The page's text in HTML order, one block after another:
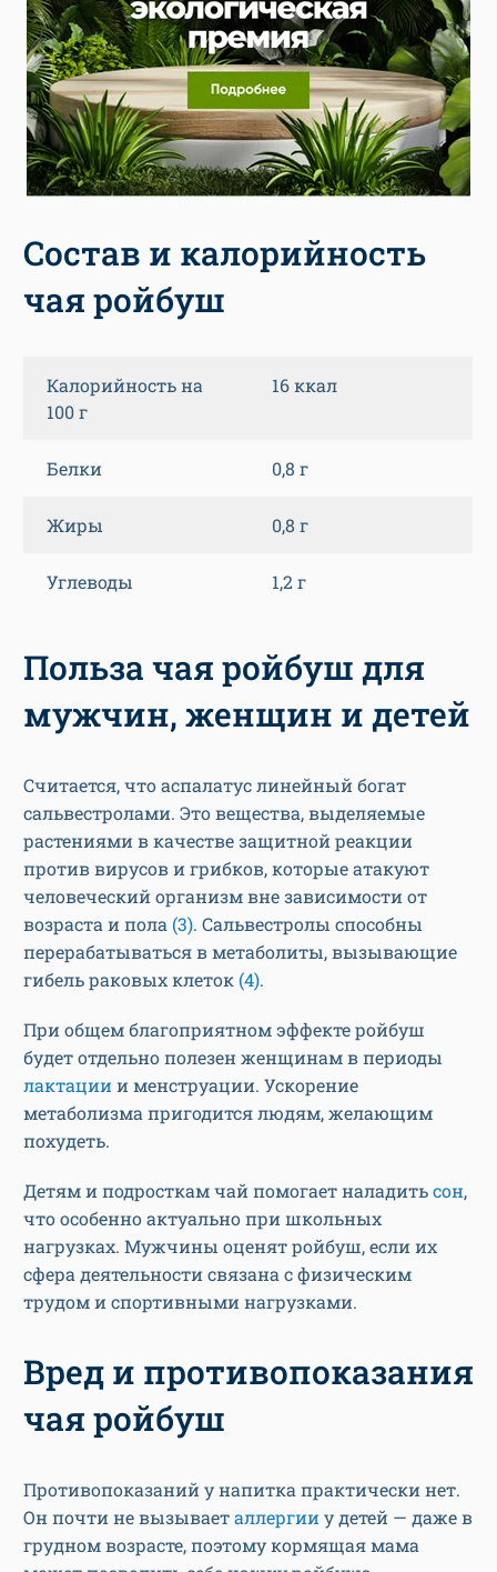
Состав и калорийность
чая ройбуш
Калорийность на
100 г
16 ккал
Белки 0,8 г
Жиры 0,8 г
Углеводы 1,2 г
Польза чая ройбуш для
мужчин, женщин и детей
Считается, что аспалатус линейный богат
сальвестролами. Это вещества, выделяемые
растениями в качестве защитной реакции
против вирусов и грибков, которые атакуют
человеческий организм вне зависимости от
возраста и пола (3). Сальвестролы способны
перерабатываться в метаболиты, вызывающие
гибель раковых клеток (4).
При общем благоприятном эффекте ройбуш
будет отдельно полезен женщинам в периоды
лактациии менструации. Ускорение
метаболизма пригодится людям, желающим
похудеть.
Детям и подросткам чай помогает наладитьсон,
что особенно актуально при школьных
нагрузках. Мужчины оценят ройбуш, если их
сфера деятельности связана с физическим
трудом и спортивными нагрузками.
Вред и противопоказания
чая ройбуш
Противопоказаний у напитка практически нет.
Он почти не вызываеталлергииу детей — даже в
грудном возрасте, поэтому кормящая мама